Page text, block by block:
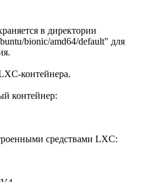
в директории
bionic/amd64/default" для
контейнера.
контейнер:
средствами LXC: